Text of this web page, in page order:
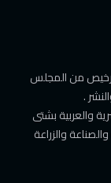
من المجلس
.
والعربية بشتى
والزراعة